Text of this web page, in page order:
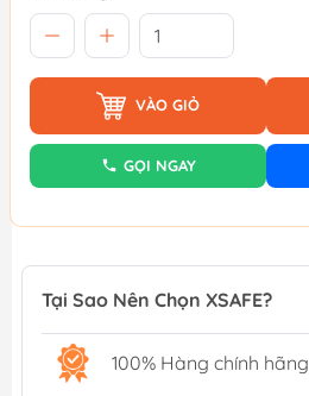
VÀO GIỎ
GỌI NGAY
Tại Sao Nên Chọn XSAFE?
100% Hàng chính hãng